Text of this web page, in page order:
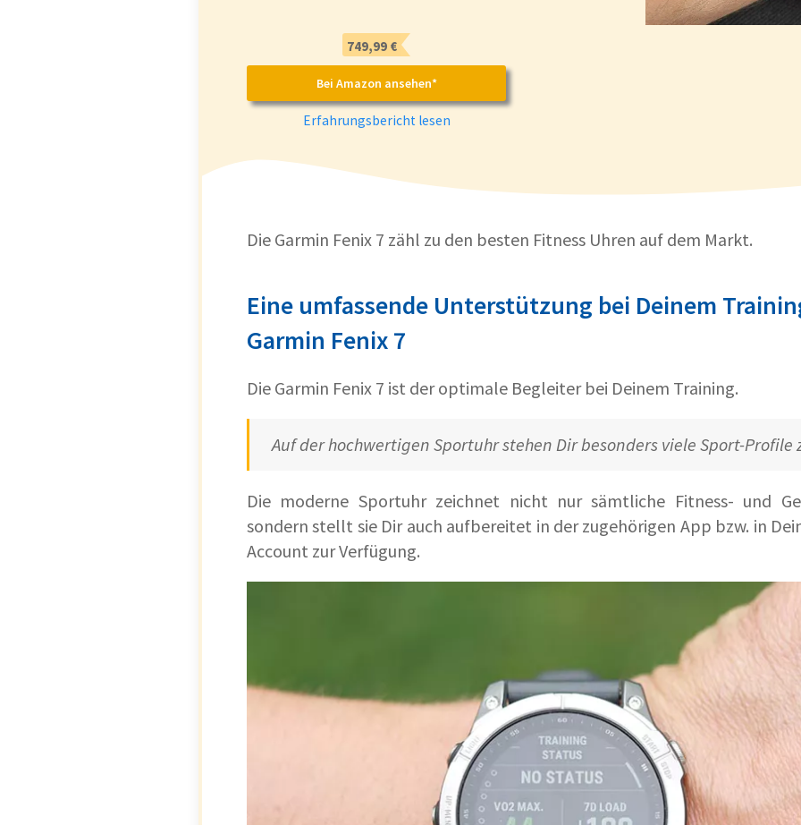
749,99 €
Bei Amazon ansehen*
Erfahrungsbericht lesen
Die Garmin Fenix 7 zähl zu den besten Fitness Uhren auf dem Markt.
Eine umfassende Unterstützung bei Deinem
Garmin Fenix 7
Die Garmin Fenix 7 ist der optimale Begleiter bei Deinem Training.
Auf der hochwertigen Sportuhr stehen Dir besonders viele Sport-Profile
Die moderne Sportuhr zeichnet nicht nur sämtliche Fitness- und
sondern stellt sie Dir auch aufbereitet in der zugehörigen App bzw. in
Account zur Verfügung.